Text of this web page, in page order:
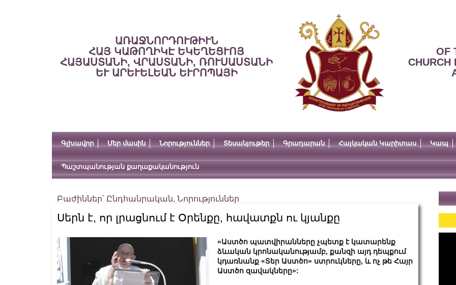
ԱՌԱՋՆՈՐԴՈՒԹԻՒՆ
ՀԱՅ ԿԱԹՈՂԻԿԷ ԵԿԵՂԵՑՒՈՅ
ՀԱՅԱՍՏԱՆԻ, ՎՐԱՍՏԱՆԻ, ՌՈՒՍԱՍՏԱՆԻ
ԵՒ ԱՐԵՒԵԼԵԱՆ ԵՒՐՈՊԱՅԻ
OF
CHURCH
Գլխավոր Մեր մասին Նորություններ Տեսանյութեր Գրադարան Հայկական Կարիտաս Կապ
Պաշտպանության քաղաքականություն
Բաժիններ՝ Ընդհանրական, Նորություններ
Սերն է, որ լրացնում է Օրենքը, հավատքն ու կյանքը
«Աստծո պատվիրանները չպետք է կատարենք
ձևական կրոնականությամբ, քանզի այդ դեպքում
կդառնանք «Տեր Աստծո» ստրուկները, և ոչ թե Հայր
Աստծո զավակները»: